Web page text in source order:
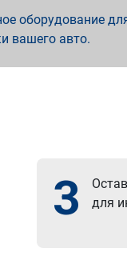
оборудование
вашего авто.
3
для